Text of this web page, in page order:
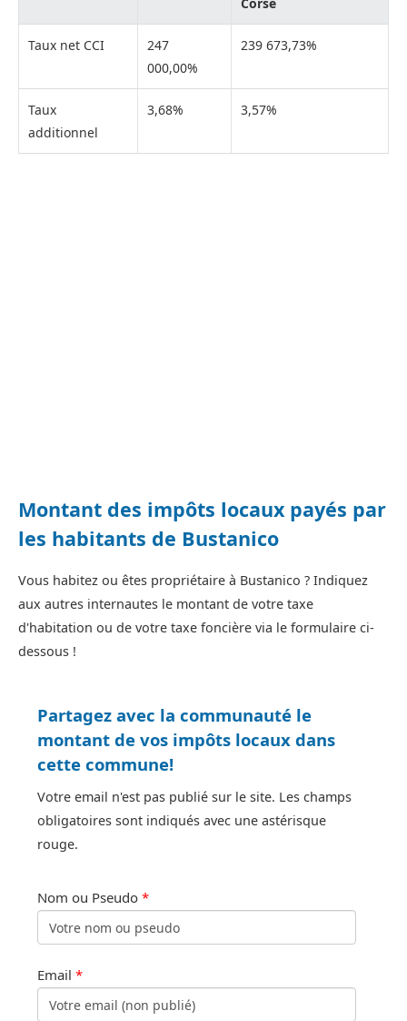
Taux net CCI
247
000,00%
239 673,73%
Taux
additionnel
3,68% 3,57%
Montant des impôts locaux payés par
les habitants de Bustanico
Vous habitez ou êtes propriétaire à Bustanico ? Indiquez
aux autres internautes le montant de votre taxe
d'habitation ou de votre taxe foncière via le formulaire ci-
dessous !
Partagez avec la communauté le
montant de vos impôts locaux dans
cette commune!
Votre email n'est pas publié sur le site. Les champs
obligatoires sont indiqués avec une astérisque
rouge.
Nom ou Pseudo *
Email *